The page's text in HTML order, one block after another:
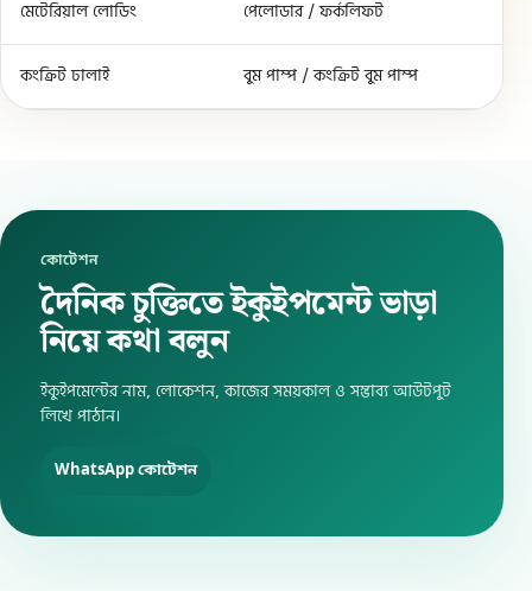
মেটেরিয়াল লোডিং পেলোডার / ফর্কলিফট
কংক্রিট ঢালাই বুম পাম্প / কংক্রিট বুম পাম্প
কোটেশন
দৈনিক চুক্তিতে ইকুইপমেন্ট ভাড়া
নিয়ে কথা বলুন
ইকুইপমেন্টের নাম, লোকেশন, কাজের সময়কাল ও সম্ভাব্য আউটপুট
লিখে পাঠান।
WhatsApp কোটেশন